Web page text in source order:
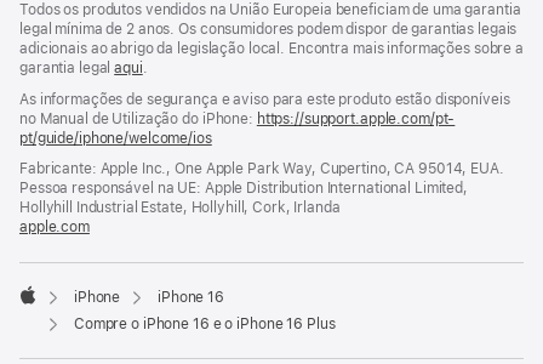
Todos os produtos vendidos na União Europeia beneficiam de uma garantia
legal mínima de 2 anos. Os consumidores podem dispor de garantias legais
adicionais ao abrigo da legislação local. Encontra mais informações sobre a
garantia legalaqui.
As informações de segurança e aviso para este produto estão disponíveis
no Manual de Utilização do iPhone: https://support.apple.com/pt-
pt/guide/iphone/welcome/ios(abre
numa
nova
janela)
Fabricante: Apple Inc., One Apple Park Way, Cupertino, CA 95014, EUA.
Pessoa responsável na UE: Apple Distribution International Limited,
Hollyhill Industrial Estate, Hollyhill, Cork, Irlanda
apple.com(abre
nova
Apple
iPhone
iPhone 16
Compre o iPhone 16 e o iPhone 16 Plus